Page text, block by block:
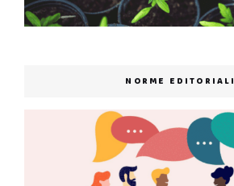
NORME EDITORIALI